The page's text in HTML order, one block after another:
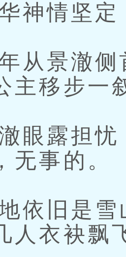
情坚定
景澈侧
主移步一
露担忧
无事的。
旧是雪
人衣袂飘